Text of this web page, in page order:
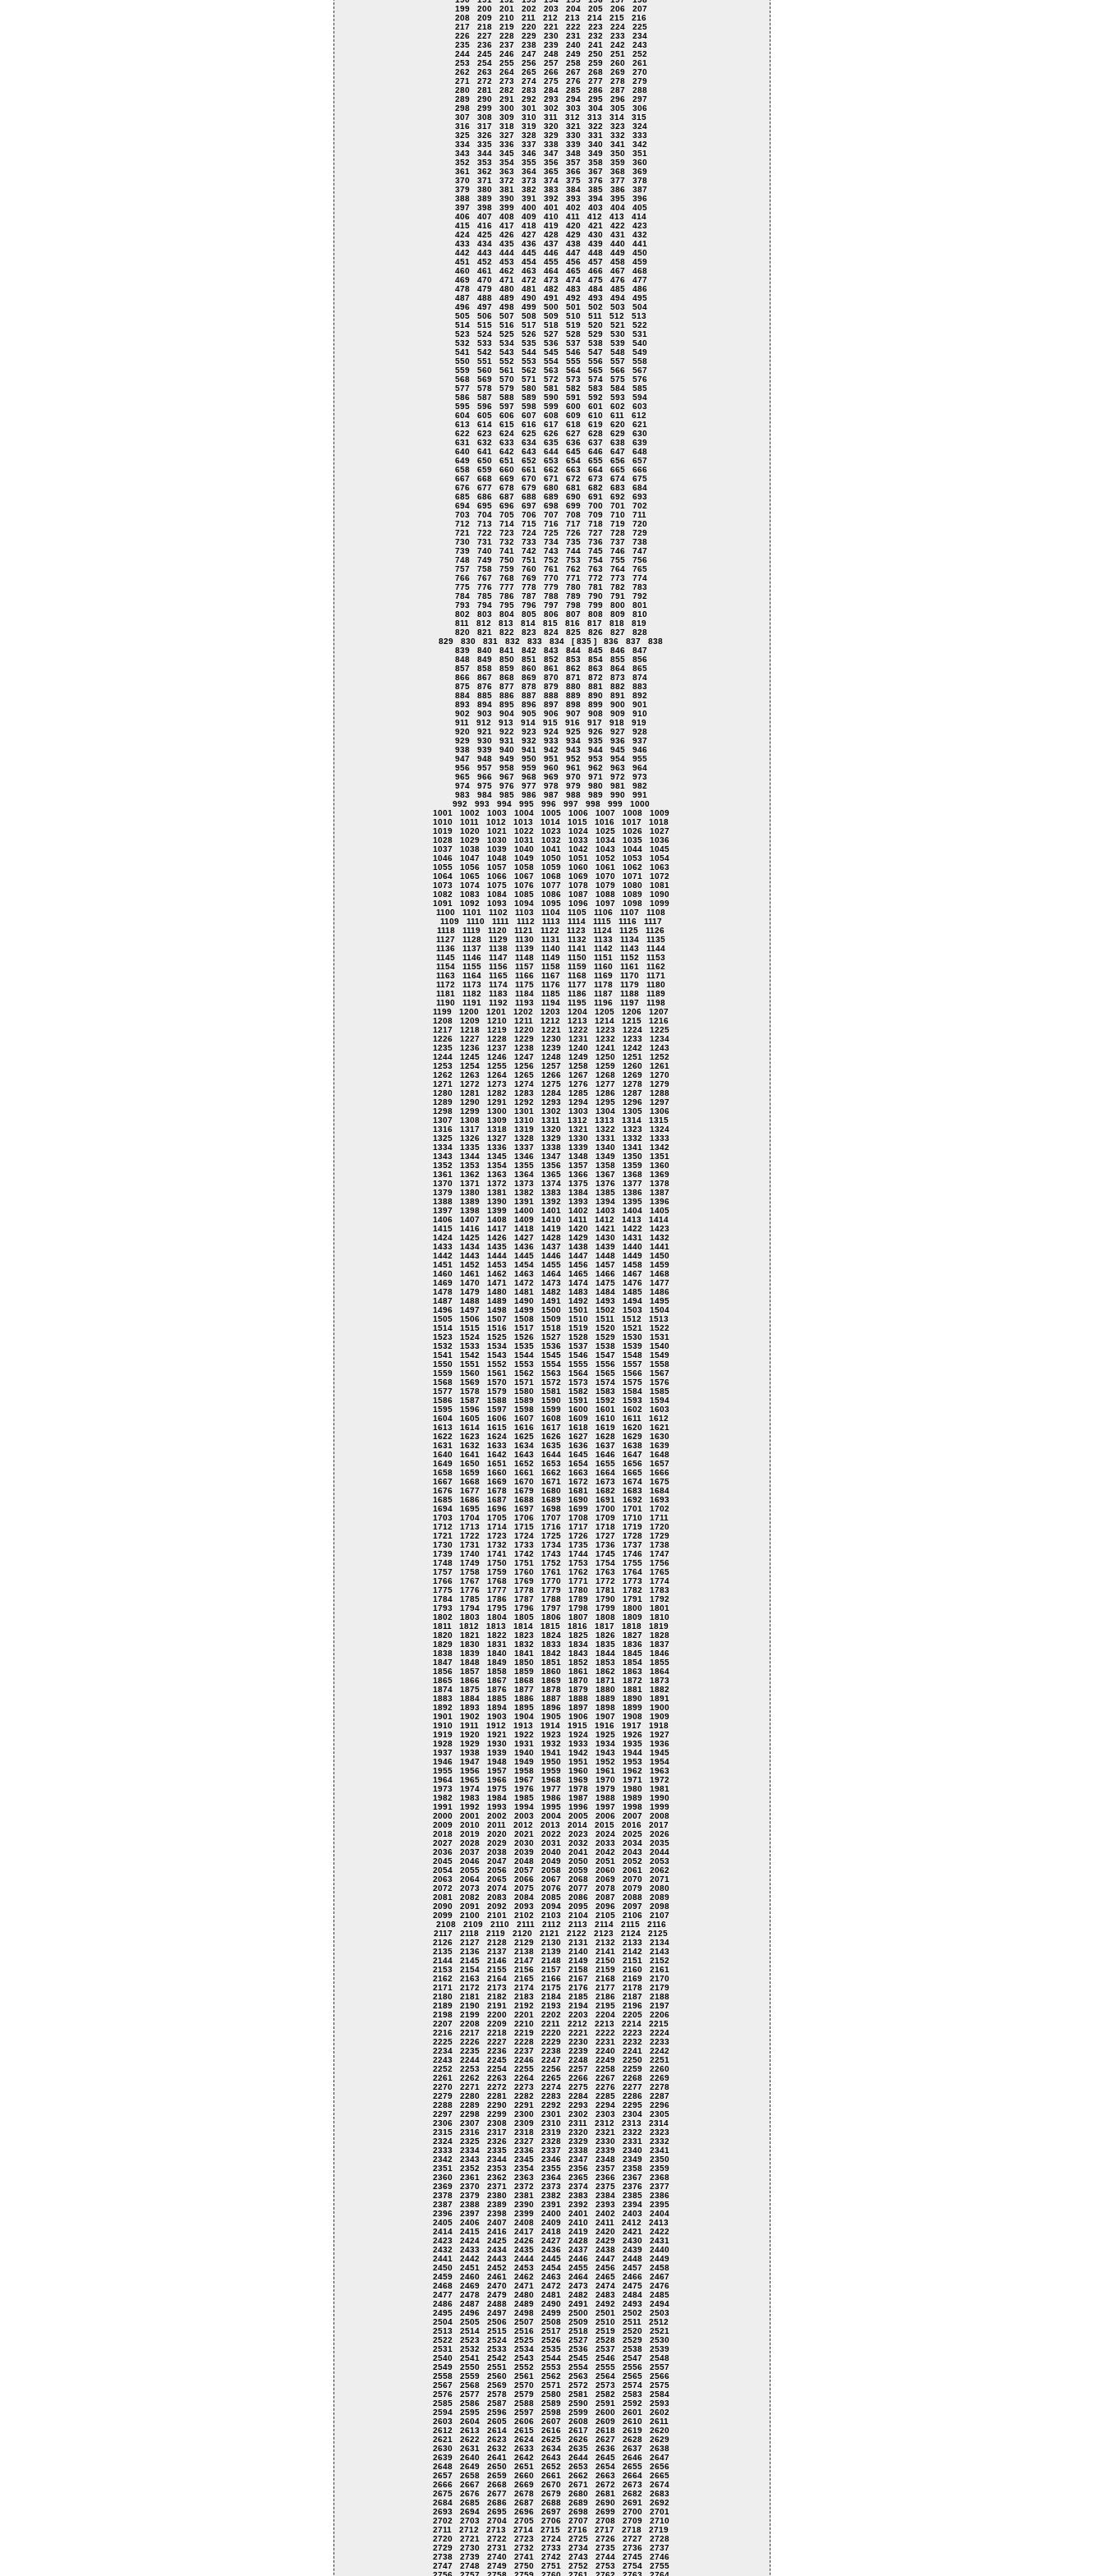
199
200 201 202 203 204 205 206
207
208
209 210 211 212 213 214 215
216
217
218 219 220 221 222 223 224
225
226
227 228 229 230 231 232 233
234
235
236 237 238 239 240 241 242
243
244
245 246 247 248 249 250 251
252
253
254 255 256 257 258 259 260
261
262
263 264 265 266 267 268 269
270
271
272 273 274 275 276 277 278
279
280
281 282 283 284 285 286 287
288
289
290 291 292 293 294 295 296
297
298
299 300 301 302 303 304 305
306
307
308 309 310 311 312 313 314
315
316
317 318 319 320 321 322 323
324
325
326 327 328 329 330 331 332
333
334
335 336 337 338 339 340 341
342
343
344 345 346 347 348 349 350
351
352
353 354 355 356 357 358 359
360
361
362 363 364 365 366 367 368
369
370
371 372 373 374 375 376 377
378
379
380 381 382 383 384 385 386
387
388
389 390 391 392 393 394 395
396
397
398 399 400 401 402 403 404
405
406
407 408 409 410 411 412 413
414
415
416 417 418 419 420 421 422
423
424
425 426 427 428 429 430 431
432
433
434 435 436 437 438 439 440
441
442
443 444 445 446 447 448 449
450
451
452 453 454 455 456 457 458
459
460
461 462 463 464 465 466 467
468
469
470 471 472 473 474 475 476
477
478
479 480 481 482 483 484 485
486
487
488 489 490 491 492 493 494
495
496
497 498 499 500 501 502 503
504
505
506 507 508 509 510 511 512
513
514
515 516 517 518 519 520 521
522
523
524 525 526 527 528 529 530
531
532
533 534 535 536 537 538 539
540
541
542 543 544 545 546 547 548
549
550
551 552 553 554 555 556 557
558
559
560 561 562 563 564 565 566
567
568
569 570 571 572 573 574 575
576
577
578 579 580 581 582 583 584
585
586
587 588 589 590 591 592 593
594
595
596 597 598 599 600 601 602
603
604
605 606 607 608 609 610 611
612
613
614 615 616 617 618 619 620
621
622
623 624 625 626 627 628 629
630
631
632 633 634 635 636 637 638
639
640
641 642 643 644 645 646 647
648
649
650 651 652 653 654 655 656
657
658
659 660 661 662 663 664 665
666
667
668 669 670 671 672 673 674
675
676
677 678 679 680 681 682 683
684
685
686 687 688 689 690 691 692
693
694
695 696 697 698 699 700 701
702
703
704 705 706 707 708 709 710
711
712
713 714 715 716 717 718 719
720
721
722 723 724 725 726 727 728
729
730
731 732 733 734 735 736 737
738
739
740 741 742 743 744 745 746
747
748
749 750 751 752 753 754 755
756
757
758 759 760 761 762 763 764
765
766
767 768 769 770 771 772 773
774
775
776 777 778 779 780 781 782
783
784
785 786 787 788 789 790 791
792
793
794 795 796 797 798 799 800
801
802
803 804 805 806 807 808 809
810
811
812 813 814 815 816 817 818
819
820
821 822 823 824 825 826 827
828
829
830 831 832 833 834 [ 835 ] 836 837
838
839
840 841 842 843 844 845 846
847
848
849 850 851 852 853 854 855
856
857
858 859 860 861 862 863 864
865
866
867 868 869 870 871 872 873
874
875
876 877 878 879 880 881 882
883
884
885 886 887 888 889 890 891
892
893
894 895 896 897 898 899 900
901
902
903 904 905 906 907 908 909
910
911
912 913 914 915 916 917 918
919
920
921 922 923 924 925 926 927
928
929
930 931 932 933 934 935 936
937
938
939 940 941 942 943 944 945
946
947
948 949 950 951 952 953 954
955
956
957 958 959 960 961 962 963
964
965
966 967 968 969 970 971 972
973
974
975 976 977 978 979 980 981
982
983
984 985 986 987 988 989 990
991
992
993 994 995 996 997 998 999
1000
1001
1002 1003 1004 1005 1006 1007 1008
1009
1010
1011 1012 1013 1014 1015 1016 1017
1018
1019
1020 1021 1022 1023 1024 1025 1026
1027
1028
1029 1030 1031 1032 1033 1034 1035
1036
1037
1038 1039 1040 1041 1042 1043 1044
1045
1046
1047 1048 1049 1050 1051 1052 1053
1054
1055
1056 1057 1058 1059 1060 1061 1062
1063
1064
1065 1066 1067 1068 1069 1070 1071
1072
1073
1074 1075 1076 1077 1078 1079 1080
1081
1082
1083 1084 1085 1086 1087 1088 1089
1090
1091
1092 1093 1094 1095 1096 1097 1098
1099
1100
1101 1102 1103 1104 1105 1106 1107
1108
1109
1110 1111 1112 1113 1114 1115 1116
1117
1118
1119 1120 1121 1122 1123 1124 1125
1126
1127
1128 1129 1130 1131 1132 1133 1134
1135
1136
1137 1138 1139 1140 1141 1142 1143
1144
1145
1146 1147 1148 1149 1150 1151 1152
1153
1154
1155 1156 1157 1158 1159 1160 1161
1162
1163
1164 1165 1166 1167 1168 1169 1170
1171
1172
1173 1174 1175 1176 1177 1178 1179
1180
1181
1182 1183 1184 1185 1186 1187 1188
1189
1190
1191 1192 1193 1194 1195 1196 1197
1198
1199
1200 1201 1202 1203 1204 1205 1206
1207
1208
1209 1210 1211 1212 1213 1214 1215
1216
1217
1218 1219 1220 1221 1222 1223 1224
1225
1226
1227 1228 1229 1230 1231 1232 1233
1234
1235
1236 1237 1238 1239 1240 1241 1242
1243
1244
1245 1246 1247 1248 1249 1250 1251
1252
1253
1254 1255 1256 1257 1258 1259 1260
1261
1262
1263 1264 1265 1266 1267 1268 1269
1270
1271
1272 1273 1274 1275 1276 1277 1278
1279
1280
1281 1282 1283 1284 1285 1286 1287
1288
1289
1290 1291 1292 1293 1294 1295 1296
1297
1298
1299 1300 1301 1302 1303 1304 1305
1306
1307
1308 1309 1310 1311 1312 1313 1314
1315
1316
1317 1318 1319 1320 1321 1322 1323
1324
1325
1326 1327 1328 1329 1330 1331 1332
1333
1334
1335 1336 1337 1338 1339 1340 1341
1342
1343
1344 1345 1346 1347 1348 1349 1350
1351
1352
1353 1354 1355 1356 1357 1358 1359
1360
1361
1362 1363 1364 1365 1366 1367 1368
1369
1370
1371 1372 1373 1374 1375 1376 1377
1378
1379
1380 1381 1382 1383 1384 1385 1386
1387
1388
1389 1390 1391 1392 1393 1394 1395
1396
1397
1398 1399 1400 1401 1402 1403 1404
1405
1406
1407 1408 1409 1410 1411 1412 1413
1414
1415
1416 1417 1418 1419 1420 1421 1422
1423
1424
1425 1426 1427 1428 1429 1430 1431
1432
1433
1434 1435 1436 1437 1438 1439 1440
1441
1442
1443 1444 1445 1446 1447 1448 1449
1450
1451
1452 1453 1454 1455 1456 1457 1458
1459
1460
1461 1462 1463 1464 1465 1466 1467
1468
1469
1470 1471 1472 1473 1474 1475 1476
1477
1478
1479 1480 1481 1482 1483 1484 1485
1486
1487
1488 1489 1490 1491 1492 1493 1494
1495
1496
1497 1498 1499 1500 1501 1502 1503
1504
1505
1506 1507 1508 1509 1510 1511 1512
1513
1514
1515 1516 1517 1518 1519 1520 1521
1522
1523
1524 1525 1526 1527 1528 1529 1530
1531
1532
1533 1534 1535 1536 1537 1538 1539
1540
1541
1542 1543 1544 1545 1546 1547 1548
1549
1550
1551 1552 1553 1554 1555 1556 1557
1558
1559
1560 1561 1562 1563 1564 1565 1566
1567
1568
1569 1570 1571 1572 1573 1574 1575
1576
1577
1578 1579 1580 1581 1582 1583 1584
1585
1586
1587 1588 1589 1590 1591 1592 1593
1594
1595
1596 1597 1598 1599 1600 1601 1602
1603
1604
1605 1606 1607 1608 1609 1610 1611
1612
1613
1614 1615 1616 1617 1618 1619 1620
1621
1622
1623 1624 1625 1626 1627 1628 1629
1630
1631
1632 1633 1634 1635 1636 1637 1638
1639
1640
1641 1642 1643 1644 1645 1646 1647
1648
1649
1650 1651 1652 1653 1654 1655 1656
1657
1658
1659 1660 1661 1662 1663 1664 1665
1666
1667
1668 1669 1670 1671 1672 1673 1674
1675
1676
1677 1678 1679 1680 1681 1682 1683
1684
1685
1686 1687 1688 1689 1690 1691 1692
1693
1694
1695 1696 1697 1698 1699 1700 1701
1702
1703
1704 1705 1706 1707 1708 1709 1710
1711
1712
1713 1714 1715 1716 1717 1718 1719
1720
1721
1722 1723 1724 1725 1726 1727 1728
1729
1730
1731 1732 1733 1734 1735 1736 1737
1738
1739
1740 1741 1742 1743 1744 1745 1746
1747
1748
1749 1750 1751 1752 1753 1754 1755
1756
1757
1758 1759 1760 1761 1762 1763 1764
1765
1766
1767 1768 1769 1770 1771 1772 1773
1774
1775
1776 1777 1778 1779 1780 1781 1782
1783
1784
1785 1786 1787 1788 1789 1790 1791
1792
1793
1794 1795 1796 1797 1798 1799 1800
1801
1802
1803 1804 1805 1806 1807 1808 1809
1810
1811
1812 1813 1814 1815 1816 1817 1818
1819
1820
1821 1822 1823 1824 1825 1826 1827
1828
1829
1830 1831 1832 1833 1834 1835 1836
1837
1838
1839 1840 1841 1842 1843 1844 1845
1846
1847
1848 1849 1850 1851 1852 1853 1854
1855
1856
1857 1858 1859 1860 1861 1862 1863
1864
1865
1866 1867 1868 1869 1870 1871 1872
1873
1874
1875 1876 1877 1878 1879 1880 1881
1882
1883
1884 1885 1886 1887 1888 1889 1890
1891
1892
1893 1894 1895 1896 1897 1898 1899
1900
1901
1902 1903 1904 1905 1906 1907 1908
1909
1910
1911 1912 1913 1914 1915 1916 1917
1918
1919
1920 1921 1922 1923 1924 1925 1926
1927
1928
1929 1930 1931 1932 1933 1934 1935
1936
1937
1938 1939 1940 1941 1942 1943 1944
1945
1946
1947 1948 1949 1950 1951 1952 1953
1954
1955
1956 1957 1958 1959 1960 1961 1962
1963
1964
1965 1966 1967 1968 1969 1970 1971
1972
1973
1974 1975 1976 1977 1978 1979 1980
1981
1982
1983 1984 1985 1986 1987 1988 1989
1990
1991
1992 1993 1994 1995 1996 1997 1998
1999
2000
2001 2002 2003 2004 2005 2006 2007
2008
2009
2010 2011 2012 2013 2014 2015 2016
2017
2018
2019 2020 2021 2022 2023 2024 2025
2026
2027
2028 2029 2030 2031 2032 2033 2034
2035
2036
2037 2038 2039 2040 2041 2042 2043
2044
2045
2046 2047 2048 2049 2050 2051 2052
2053
2054
2055 2056 2057 2058 2059 2060 2061
2062
2063
2064 2065 2066 2067 2068 2069 2070
2071
2072
2073 2074 2075 2076 2077 2078 2079
2080
2081
2082 2083 2084 2085 2086 2087 2088
2089
2090
2091 2092 2093 2094 2095 2096 2097
2098
2099
2100 2101 2102 2103 2104 2105 2106
2107
2108
2109 2110 2111 2112 2113 2114 2115
2116
2117
2118 2119 2120 2121 2122 2123 2124
2125
2126
2127 2128 2129 2130 2131 2132 2133
2134
2135
2136 2137 2138 2139 2140 2141 2142
2143
2144
2145 2146 2147 2148 2149 2150 2151
2152
2153
2154 2155 2156 2157 2158 2159 2160
2161
2162
2163 2164 2165 2166 2167 2168 2169
2170
2171
2172 2173 2174 2175 2176 2177 2178
2179
2180
2181 2182 2183 2184 2185 2186 2187
2188
2189
2190 2191 2192 2193 2194 2195 2196
2197
2198
2199 2200 2201 2202 2203 2204 2205
2206
2207
2208 2209 2210 2211 2212 2213 2214
2215
2216
2217 2218 2219 2220 2221 2222 2223
2224
2225
2226 2227 2228 2229 2230 2231 2232
2233
2234
2235 2236 2237 2238 2239 2240 2241
2242
2243
2244 2245 2246 2247 2248 2249 2250
2251
2252
2253 2254 2255 2256 2257 2258 2259
2260
2261
2262 2263 2264 2265 2266 2267 2268
2269
2270
2271 2272 2273 2274 2275 2276 2277
2278
2279
2280 2281 2282 2283 2284 2285 2286
2287
2288
2289 2290 2291 2292 2293 2294 2295
2296
2297
2298 2299 2300 2301 2302 2303 2304
2305
2306
2307 2308 2309 2310 2311 2312 2313
2314
2315
2316 2317 2318 2319 2320 2321 2322
2323
2324
2325 2326 2327 2328 2329 2330 2331
2332
2333
2334 2335 2336 2337 2338 2339 2340
2341
2342
2343 2344 2345 2346 2347 2348 2349
2350
2351
2352 2353 2354 2355 2356 2357 2358
2359
2360
2361 2362 2363 2364 2365 2366 2367
2368
2369
2370 2371 2372 2373 2374 2375 2376
2377
2378
2379 2380 2381 2382 2383 2384 2385
2386
2387
2388 2389 2390 2391 2392 2393 2394
2395
2396
2397 2398 2399 2400 2401 2402 2403
2404
2405
2406 2407 2408 2409 2410 2411 2412
2413
2414
2415 2416 2417 2418 2419 2420 2421
2422
2423
2424 2425 2426 2427 2428 2429 2430
2431
2432
2433 2434 2435 2436 2437 2438 2439
2440
2441
2442 2443 2444 2445 2446 2447 2448
2449
2450
2451 2452 2453 2454 2455 2456 2457
2458
2459
2460 2461 2462 2463 2464 2465 2466
2467
2468
2469 2470 2471 2472 2473 2474 2475
2476
2477
2478 2479 2480 2481 2482 2483 2484
2485
2486
2487 2488 2489 2490 2491 2492 2493
2494
2495
2496 2497 2498 2499 2500 2501 2502
2503
2504
2505 2506 2507 2508 2509 2510 2511
2512
2513
2514 2515 2516 2517 2518 2519 2520
2521
2522
2523 2524 2525 2526 2527 2528 2529
2530
2531
2532 2533 2534 2535 2536 2537 2538
2539
2540
2541 2542 2543 2544 2545 2546 2547
2548
2549
2550 2551 2552 2553 2554 2555 2556
2557
2558
2559 2560 2561 2562 2563 2564 2565
2566
2567
2568 2569 2570 2571 2572 2573 2574
2575
2576
2577 2578 2579 2580 2581 2582 2583
2584
2585
2586 2587 2588 2589 2590 2591 2592
2593
2594
2595 2596 2597 2598 2599 2600 2601
2602
2603
2604 2605 2606 2607 2608 2609 2610
2611
2612
2613 2614 2615 2616 2617 2618 2619
2620
2621
2622 2623 2624 2625 2626 2627 2628
2629
2630
2631 2632 2633 2634 2635 2636 2637
2638
2639
2640 2641 2642 2643 2644 2645 2646
2647
2648
2649 2650 2651 2652 2653 2654 2655
2656
2657
2658 2659 2660 2661 2662 2663 2664
2665
2666
2667 2668 2669 2670 2671 2672 2673
2674
2675
2676 2677 2678 2679 2680 2681 2682
2683
2684
2685 2686 2687 2688 2689 2690 2691
2692
2693
2694 2695 2696 2697 2698 2699 2700
2701
2702
2703 2704 2705 2706 2707 2708 2709
2710
2711
2712 2713 2714 2715 2716 2717 2718
2719
2720
2721 2722 2723 2724 2725 2726 2727
2728
2729
2730 2731 2732 2733 2734 2735 2736
2737
2738
2739 2740 2741 2742 2743 2744 2745
2746
2747
2748 2749 2750 2751 2752 2753 2754
2755